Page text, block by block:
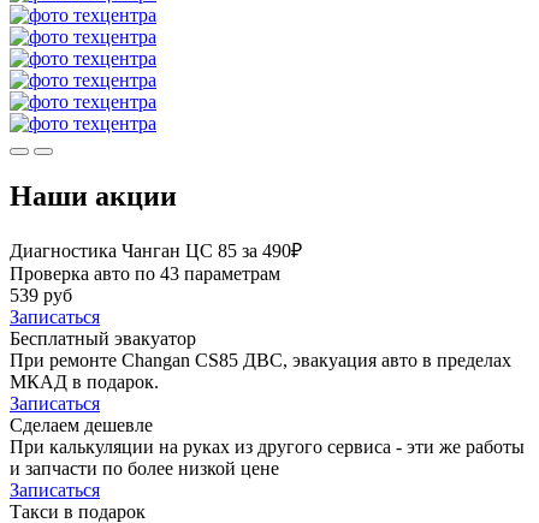
Наши акции
Диагностика Чанган ЦС 85 за 490₽
Проверка авто по 43 параметрам
539 руб
Записаться
Бесплатный эвакуатор
При ремонте Changan CS85 ДВС, эвакуация авто в пределах
МКАД в подарок.
Записаться
Сделаем дешевле
При калькуляции на руках из другого сервиса - эти же работы
и запчасти по более низкой цене
Записаться
Такси в подарок